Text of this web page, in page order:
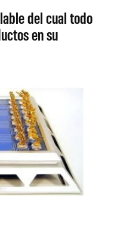
del cual todo
en su